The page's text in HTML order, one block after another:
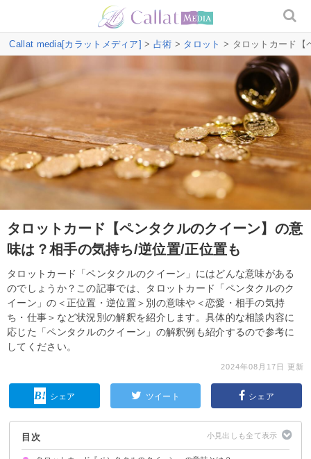
Callat media[カラットメディア] > 占術 > タロット > タロットカード【
タロットカード【ペンタクルのクイーン】の意
味は？相手の気持ち/逆位置/正位置も
タロットカード「ペンタクルのクイーン」にはどんな意味がある
のでしょうか？この記事では、タロットカード「ペンタクルのク
イーン」の＜正位置・逆位置＞別の意味や＜恋愛・相手の気持
ち・仕事＞など状況別の解釈を紹介します。具体的な相談内容に
応じた「ペンタクルのクイーン」の解釈例も紹介するので参考に
してください。
2024年08月17日 更新
シェア ツイート シェア
目次